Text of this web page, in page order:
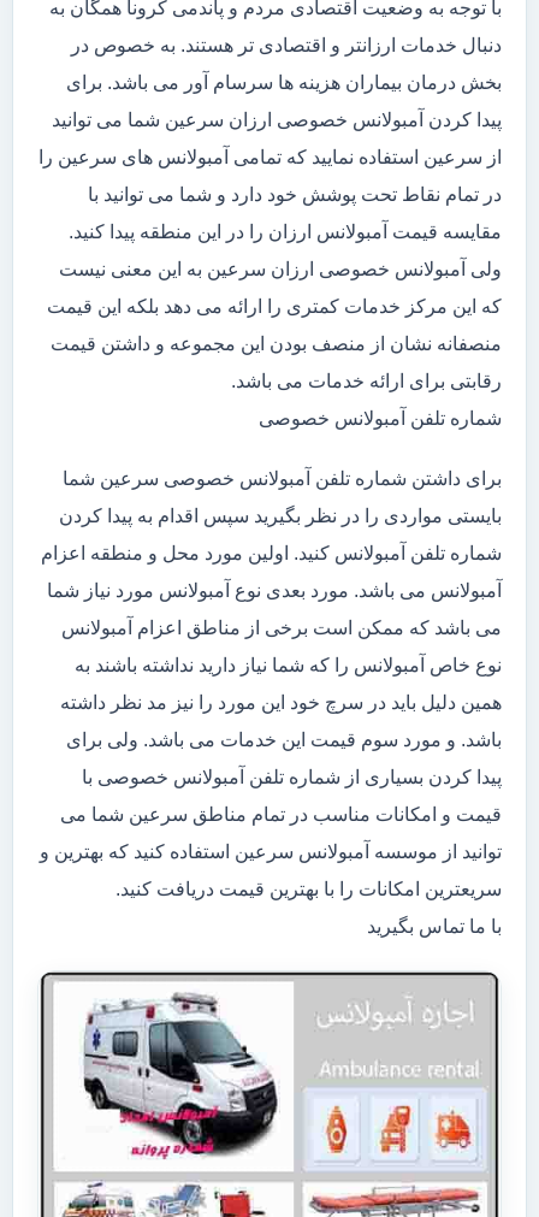
با توجه به وضعیت اقتصادی مردم و پاندمی کرونا همگان به
دنبال خدمات ارزانتر و اقتصادی تر هستند. به خصوص در
بخش درمان بیماران هزینه ها سرسام آور می باشد. برای
پیدا کردن آمبولانس خصوصی ارزان سرعین شما می توانید
از سرعین استفاده نمایید که تمامی آمبولانس های سرعین را
در تمام نقاط تحت پوشش خود دارد و شما می توانید با
مقایسه قیمت آمبولانس ارزان را در این منطقه پیدا کنید.
ولی آمبولانس خصوصی ارزان سرعین به این معنی نیست
که این مرکز خدمات کمتری را ارائه می دهد بلکه این قیمت
منصفانه نشان از منصف بودن این مجموعه و داشتن قیمت
رقابتی برای ارائه خدمات می باشد.
شماره تلفن آمبولانس خصوصی
برای داشتن شماره تلفن آمبولانس خصوصی سرعین شما
بایستی مواردی را در نظر بگیرید سپس اقدام به پیدا کردن
شماره تلفن آمبولانس کنید. اولین مورد محل و منطقه اعزام
آمبولانس می باشد. مورد بعدی نوع آمبولانس مورد نیاز شما
می باشد که ممکن است برخی از مناطق اعزام آمبولانس
نوع خاص آمبولانس را که شما نیاز دارید نداشته باشند به
همین دلیل باید در سرچ خود این مورد را نیز مد نظر داشته
باشد. و مورد سوم قیمت این خدمات می باشد. ولی برای
پیدا کردن بسیاری از شماره تلفن آمبولانس خصوصی با
قیمت و امکانات مناسب در تمام مناطق سرعین شما می
توانید از موسسه آمبولانس سرعین استفاده کنید که بهترین و
سریعترین امکانات را با بهترین قیمت دریافت کنید.
با ما تماس بگیرید